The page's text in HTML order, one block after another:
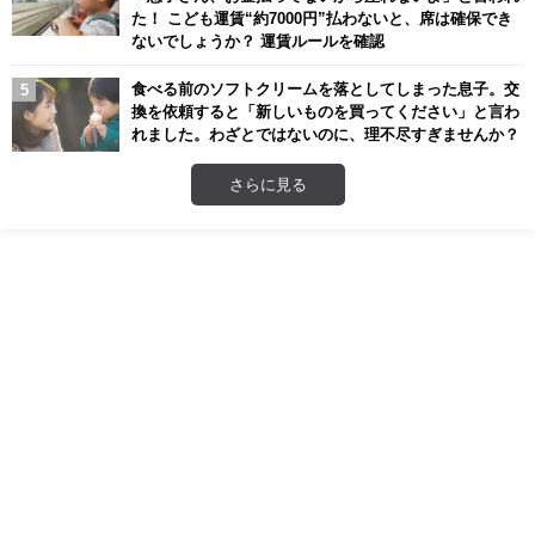
た！ こども運賃“約7000円”払わないと、席は確保でき
ないでしょうか？ 運賃ルールを確認
食べる前のソフトクリームを落としてしまった息子。交
換を依頼すると「新しいものを買ってください」と言わ
れました。わざとではないのに、理不尽すぎませんか？
さらに見る